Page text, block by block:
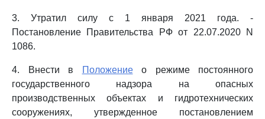
3. Утратил силу с 1 января 2021 года. -
Постановление Правительства РФ от 22.07.2020 N
1086.
4. Внести в Положениео режиме постоянного
государственного надзора на опасных
производственных объектах и гидротехнических
сооружениях, утвержденное постановлением